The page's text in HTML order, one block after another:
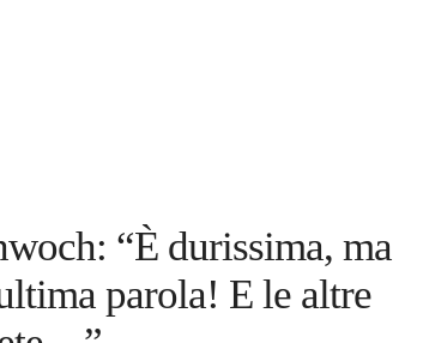
“È durissima, ma
parola! E le altre